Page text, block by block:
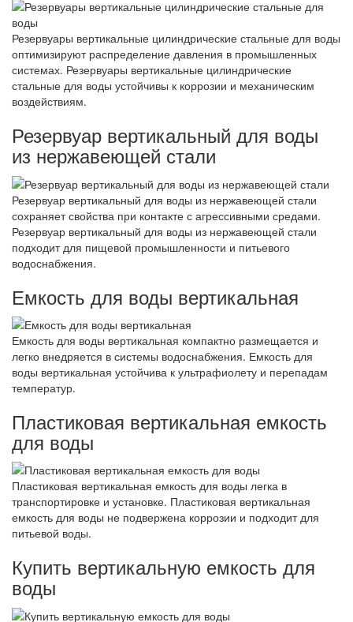
Резервуары вертикальные цилиндрические стальные для воды
оптимизируют распределение давления в промышленных
системах. Резервуары вертикальные цилиндрические
стальные для воды устойчивы к коррозии и механическим
воздействиям.
Резервуар вертикальный для воды
из нержавеющей стали
Резервуар вертикальный для воды из нержавеющей стали
сохраняет свойства при контакте с агрессивными средами.
Резервуар вертикальный для воды из нержавеющей стали
подходит для пищевой промышленности и питьевого
водоснабжения.
Емкость для воды вертикальная
Емкость для воды вертикальная компактно размещается и
легко внедряется в системы водоснабжения. Емкость для
воды вертикальная устойчива к ультрафиолету и перепадам
температур.
Пластиковая вертикальная емкость
для воды
Пластиковая вертикальная емкость для воды легка в
транспортировке и установке. Пластиковая вертикальная
емкость для воды не подвержена коррозии и подходит для
питьевой воды.
Купить вертикальную емкость для
воды